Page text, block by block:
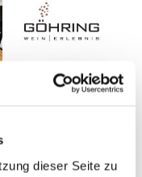
dieser Seite zu